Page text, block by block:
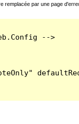
remplacée par une page
-->